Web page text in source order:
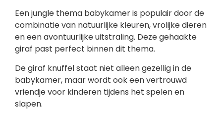
Een jungle thema babykamer is populair door de
combinatie van natuurlijke kleuren, vrolijke dieren
en een avontuurlijke uitstraling. Deze gehaakte
giraf past perfect binnen dit thema.
De giraf knuffel staat niet alleen gezellig in de
babykamer, maar wordt ook een vertrouwd
vriendje voor kinderen tijdens het spelen en
slapen.